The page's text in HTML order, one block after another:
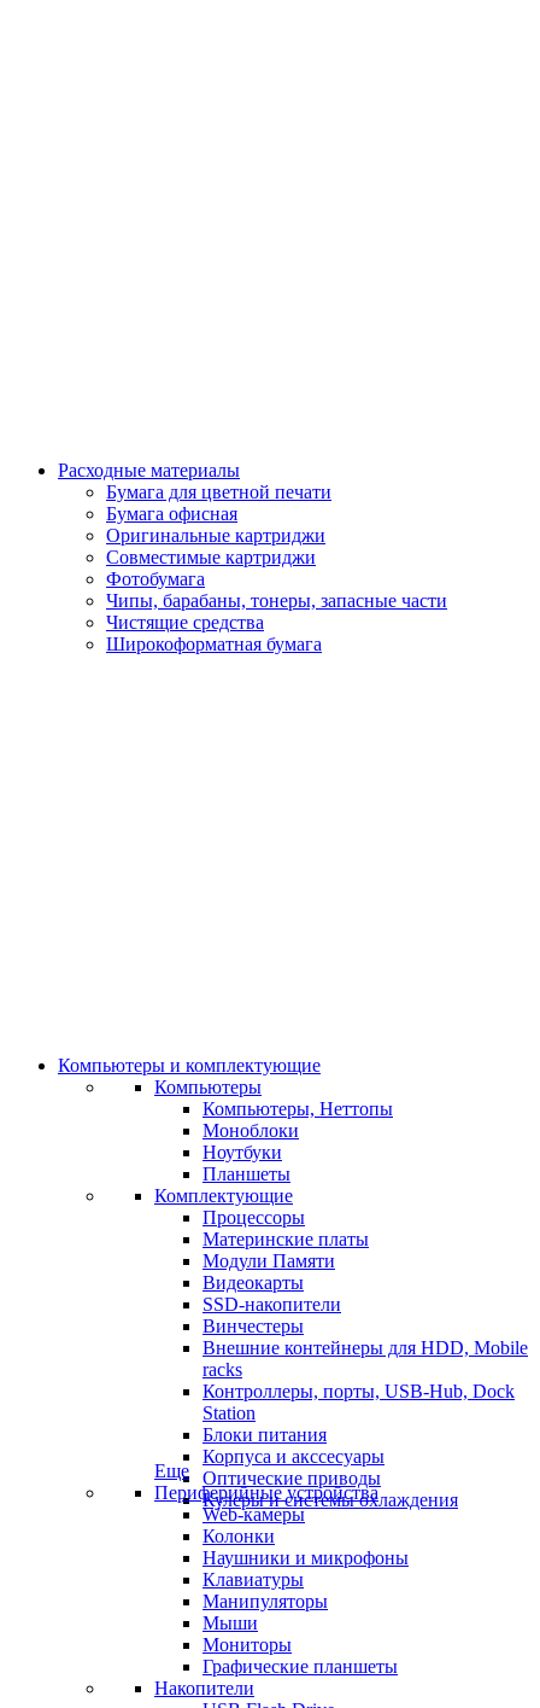
Расходные материалы
Бумага для цветной печати
Бумага офисная
Оригинальные картриджи
Совместимые картриджи
Фотобумага
Чипы, барабаны, тонеры, запасные части
Чистящие средства
Широкоформатная бумага
Компьютеры и комплектующие
Компьютеры
Компьютеры, Неттопы
Моноблоки
Ноутбуки
Планшеты
Комплектующие
Процессоры
Материнские платы
Модули Памяти
Видеокарты
SSD-накопители
Винчестеры
Внешние контейнеры для HDD, Mobile
racks
Контроллеры, порты, USB-Hub, Dock
Station
Блоки питания
Корпуса и акссесуары
Оптические приводы
Кулеры и системы охлаждения
Еще
Периферийные устройства
Web-камеры
Колонки
Наушники и микрофоны
Клавиатуры
Манипуляторы
Мыши
Мониторы
Графические планшеты
Накопители